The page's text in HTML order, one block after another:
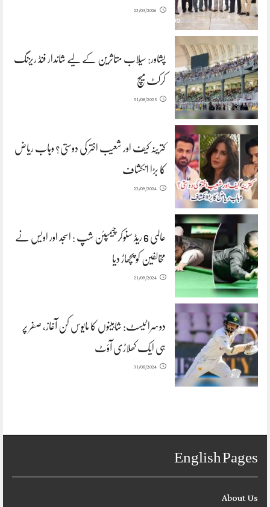
23/05/2026
پشاور: سیلاب متاثرین کے لیے شاندار فنڈ ریزنگ
کرکٹ میچ
31/08/2025
کترینہ کیف اور شعیب اختر کی دوستی؟ وہاب ریاض
کا بڑا انکشاف
22/09/2024
عالمی 6 ریڈ سنوکر چیمپئن شپ : اسجد اور اویس نے
مخالفین کو پچھاڑ دیا
21/09/2024
دوسرا ٹیسٹ: شاہینوں کا مایوس کن آغاز، صفر پر
ہی ایک کھلاڑی آؤٹ
31/08/2024
English Pages
About Us